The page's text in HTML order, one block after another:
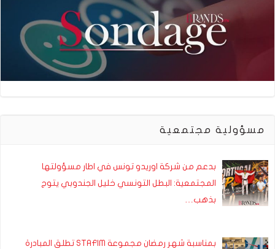
مسؤولية مجتمعية
بدعم من شركة اوريدو تونس في اطار مسؤولتها
المجتمعية: البطل التونسي خليل الجندوبي يتوج
بذهب…
بمناسبة شهر رمضان مجموعة STAFIM تطلق المبادرة